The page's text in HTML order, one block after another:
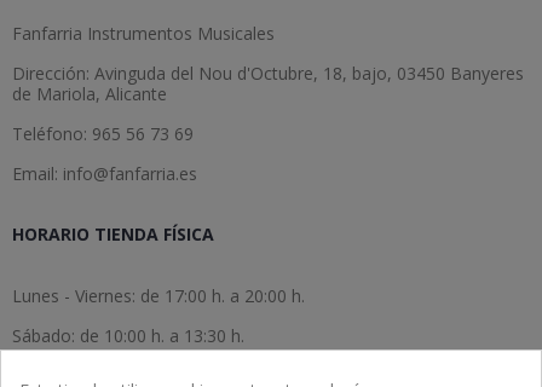
Fanfarria Instrumentos Musicales
Dirección: Avinguda del Nou d'Octubre, 18, bajo, 03450 Banyeres
de Mariola, Alicante
Teléfono: 965 56 73 69
Email: info@fanfarria.es
HORARIO TIENDA FÍSICA
Lunes - Viernes: de 17:00 h. a 20:00 h.
Sábado: de 10:00 h. a 13:30 h.